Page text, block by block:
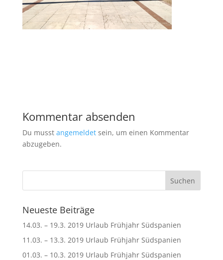
Kommentar absenden
Du musst angemeldetsein, um einen Kommentar
abzugeben.
Neueste Beiträge
14.03. – 19.3. 2019 Urlaub Frühjahr Südspanien
11.03. – 13.3. 2019 Urlaub Frühjahr Südspanien
01.03. – 10.3. 2019 Urlaub Frühjahr Südspanien